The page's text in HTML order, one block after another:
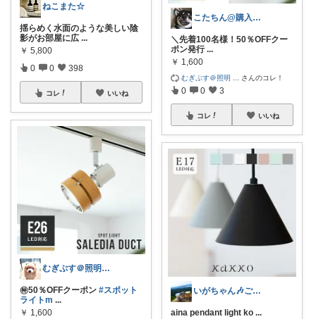
ねこまた☆
揺らめく水面のような美しい陰
影がお部屋に広 ...
￥ 5,800
0 0 398
コレ いいね
むぎぷす＠照明とインテリアと北欧食器
㊕50％OFFクーポン #スポット
ライトm ...
￥ 1,600
こたちん@購入感謝です！
＼先着100名様！50％OFFクー
ポン発行 ...
￥ 1,600
むぎぷす＠照明 さんのコレ！
0 0 3
コレ いいね
いがちゃん🎶ご購入感謝です🎶
aina pendant light ko ...